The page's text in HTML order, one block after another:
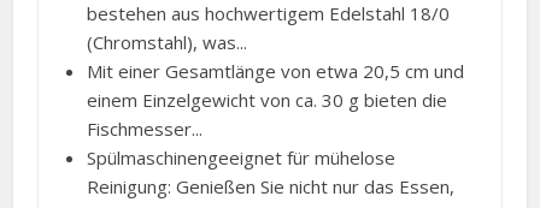
bestehen aus hochwertigem Edelstahl 18/0
(Chromstahl), was...
Mit einer Gesamtlänge von etwa 20,5 cm und
einem Einzelgewicht von ca. 30 g bieten die
Fischmesser...
Spülmaschinengeeignet für mühelose
Reinigung: Genießen Sie nicht nur das Essen,